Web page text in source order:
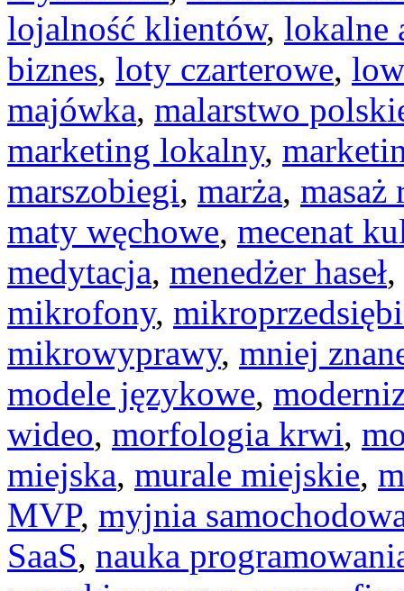
lojalność klientów, lokalne
biznes, loty czarterowe,
majówka, malarstwo
marketing lokalny,
marszobiegi, marża, masaż
maty węchowe, mecenat
medytacja, menedżer haseł,
mikrofony,
mikrowyprawy, mniej
modele językowe,
wideo, morfologia krwi,
miejska, murale miejskie,
MVP, myjnia
SaaS, nauka